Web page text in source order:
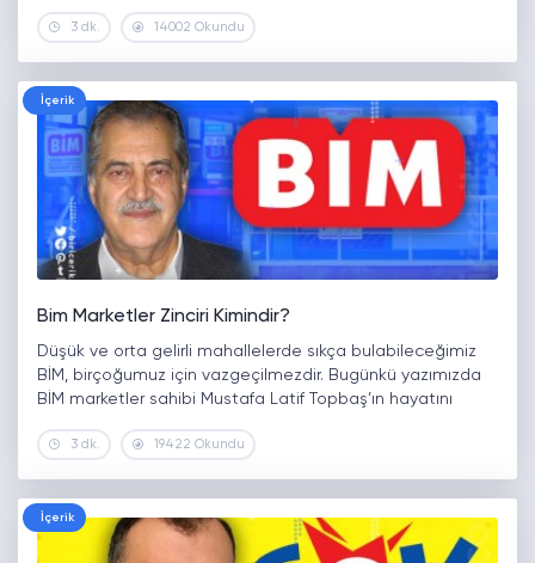
sunmasıyla tanınıyor. Enpara kredi kartının en…
3 dk. 14002 Okundu
İçerik
Bim Marketler Zinciri Kimindir?
Düşük ve orta gelirli mahallelerde sıkça bulabileceğimiz
BİM, birçoğumuz için vazgeçilmezdir. Bugünkü yazımızda
BİM marketler sahibi Mustafa Latif Topbaş’ın hayatını
marketlerin sahibi kimdir diye düşündünüz mü? Bim
3 dk. 19422 Okundu
İçerik